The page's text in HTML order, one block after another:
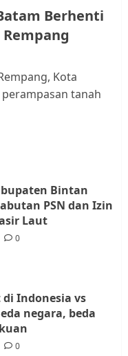
jadi Penghubung
dan Masyarakat di
RT/RW
Ajukan
Wali Kota
Desak BP Batam
Tanah
Berhenti
Kota
tanah
Bintan
PSN dan Izin
Laut
0
Indonesia vs
negara, beda
0